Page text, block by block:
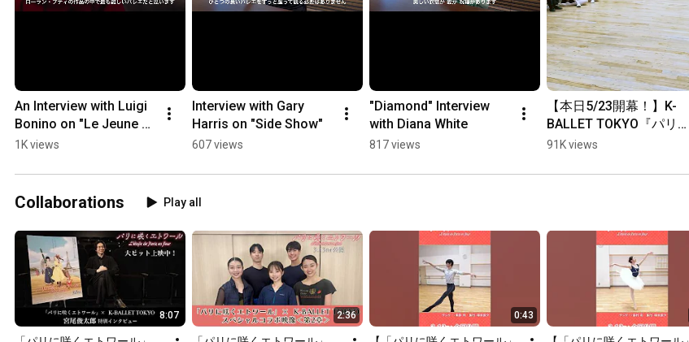
An Interview with Luigi
Bonino on "Le Jeune
Homme et la Mort"
1K views
Interview with Gary
Harris on "Side Show"
607 views
"Diamond" Interview
with Diana White
817 views
【本日5/23開幕！】K-
BALLET TOKYO『パリ
の炎』ドミトリー・ス
プのVa  #shorts
91K views
Collaborations Play all
8:07 2:36 0:43